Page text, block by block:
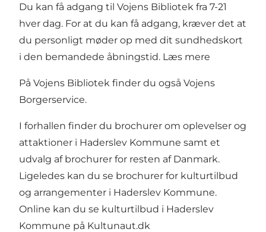
Du kan få adgang til Vojens Bibliotek fra 7-21
hver dag. For at du kan få adgang, kræver det at
du personligt møder op med dit sundhedskort
i den bemandede åbningstid. Læs mere
På Vojens Bibliotek finder du også Vojens
Borgerservice.
I forhallen finder du brochurer om oplevelser og
attaktioner i Haderslev Kommune samt et
udvalg af brochurer for resten af Danmark.
Ligeledes kan du se brochurer for kulturtilbud
og arrangementer i Haderslev Kommune.
Online kan du se kulturtilbud i Haderslev
Kommune på Kultunaut.dk